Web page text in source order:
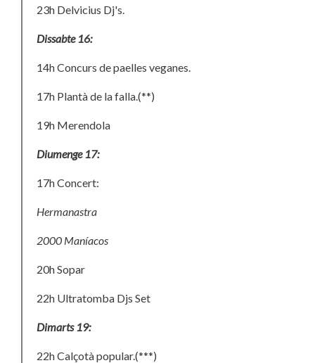
23h Delvicius Dj's.
Dissabte 16:
14h Concurs de paelles veganes.
17h Plantà de la falla.(**)
19h Merendola
Diumenge 17:
17h Concert:
Hermanastra
2000 Maníacos
20h Sopar
22h Ultratomba Djs Set
Dimarts 19:
22h Calçotà popular.(***)